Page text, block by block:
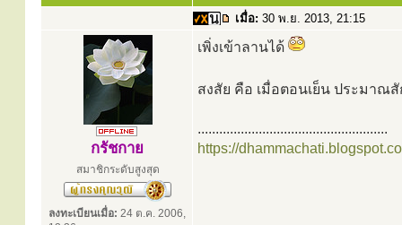
เมื่อ: 30 พ.ย. 2013, 21:15
กรัชกาย
สมาชิกระดับสูงสุด
ลงทะเบียนเมื่อ: 24 ต.ค. 2006,
เพิ่งเข้าลานได้
สงสัย คือ เมื่อตอนเย็น ประมาณสั
.....................................................
https://